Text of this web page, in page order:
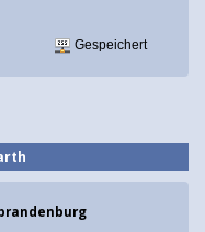
Gespeichert